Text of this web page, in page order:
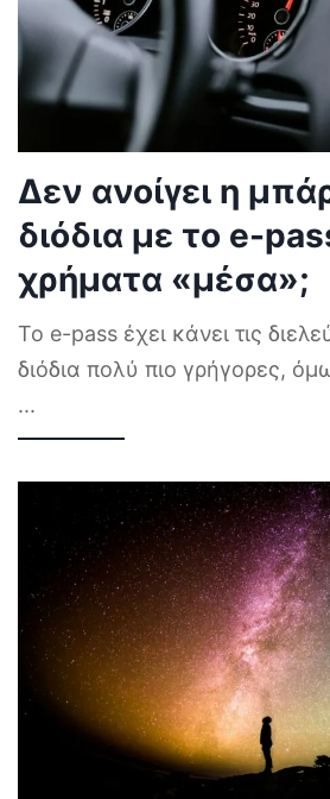
Δεν ανοίγει η
διόδια με το e-
χρήματα «μέσα»;
Το e-pass έχει κάνει τις
διόδια πολύ πιο γρήγορες,
...